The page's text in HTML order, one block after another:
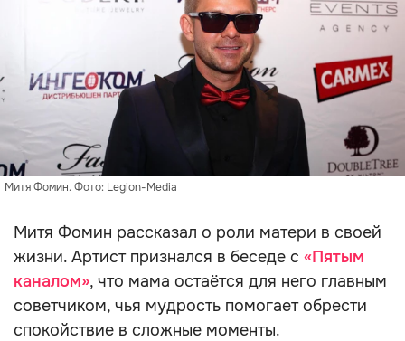
Митя Фомин. Фото: Legion-Media
Митя Фомин рассказал о роли матери в своей
жизни. Артист признался в беседе с «Пятым
каналом», что мама остаётся для него главным
советчиком, чья мудрость помогает обрести
спокойствие в сложные моменты.